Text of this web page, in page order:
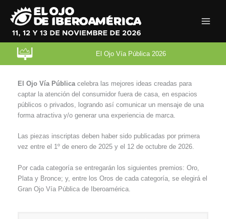
contenido
El Ojo Vía Pública 2026
El Ojo Vía Pública celebra las mejores ideas creadas para
captar la atención del consumidor fuera de casa, en espacios
públicos o privados, logrando así comunicar un mensaje de una
forma atractiva y/o generar una experiencia de marca.
Las piezas inscriptas deben haber sido publicadas por primera
vez entre el 1º de enero de 2025 y el 12 de octubre de 2026.
Por cada categoría se entregarán los siguientes premios: Oro,
Plata y Bronce; y, entre los Oros de cada categoría, se elegirá el
Gran Ojo Vía Pública de Iberoamérica.